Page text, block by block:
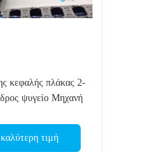
κεφαλής πλάκας 2-
ψυγείο Μηχανή
τιμή